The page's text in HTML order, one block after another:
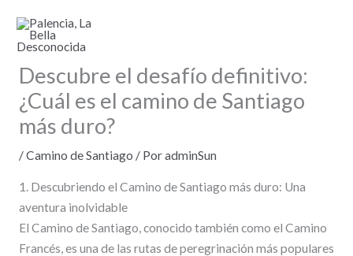
contenido
Descubre el desafío definitivo:
¿Cuál es el camino de Santiago
más duro?
/Camino de Santiago / PoradminSun
1. Descubriendo el Camino de Santiago más duro: Una
aventura inolvidable
El Camino de Santiago, conocido también como el Camino
Francés, es una de las rutas de peregrinación más populares